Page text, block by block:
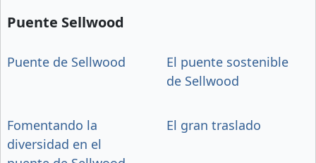
Puente Sellwood
Puente de Sellwood
El puente sostenible
de Sellwood
Fomentando la
diversidad en el
El gran traslado